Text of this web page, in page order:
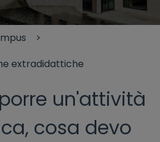
extradidattiche
un'attività
cosa devo